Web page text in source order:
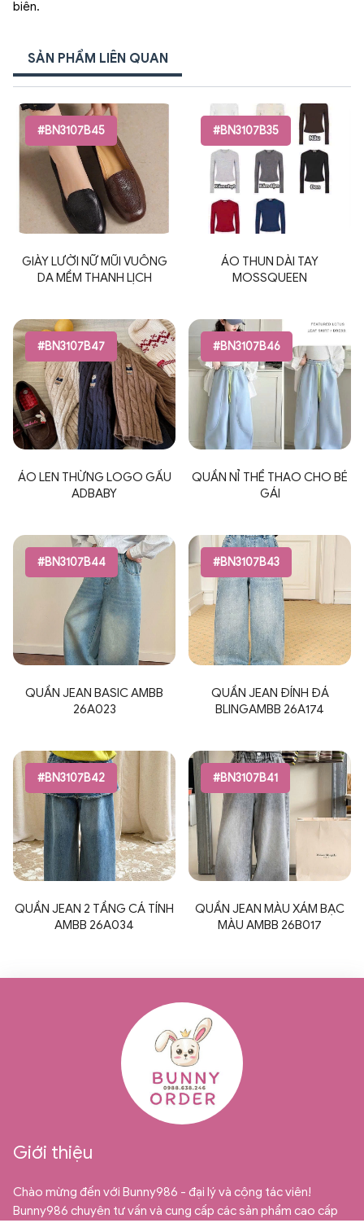
biên.
SẢN PHẨM LIÊN QUAN
#BN3107B45
GIÀY LƯỜI NỮ MŨI VUÔNG
DA MỀM THANH LỊCH
#BN3107B35
ÁO THUN DÀI TAY
MOSSQUEEN
#BN3107B47
ÁO LEN THỪNG LOGO GẤU
ADBABY
#BN3107B46
QUẦN NỈ THỂ THAO CHO BÉ
GÁI
#BN3107B44
QUẦN JEAN BASIC AMBB
26A023
#BN3107B43
QUẦN JEAN ĐÍNH ĐÁ
BLINGAMBB 26A174
#BN3107B42
QUẦN JEAN 2 TẦNG CÁ TÍNH
AMBB 26A034
#BN3107B41
QUẦN JEAN MÀU XÁM BẠC
MÀU AMBB 26B017
Giới thiệu
Chào mừng đến với Bunny986 - đại lý và cộng tác viên!
Bunny986 chuyên tư vấn và cung cấp các sản phẩm cao cấp